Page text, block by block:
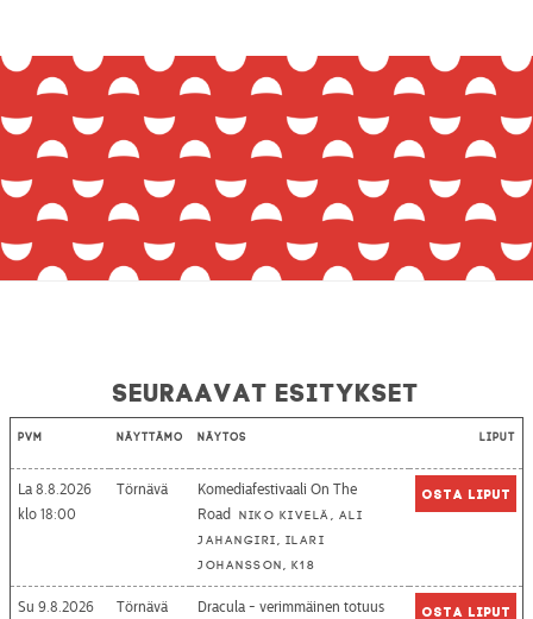
Seuraavat esitykset
Pvm Näyttämö Näytös Liput
La 8.8.2026
18:00
Törnävä
Komediafestivaali On The
Road
Niko Kivelä, Ali
Jahangiri, Ilari
Johansson, K18
Osta liput
Su 9.8.2026
Törnävä Dracula - verimmäinen totuus Osta liput